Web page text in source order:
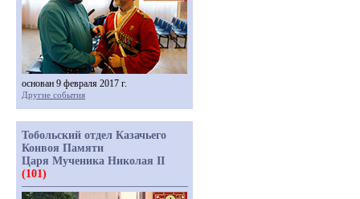
основан 9 февраля 2017 г.
Другие события
Тобольский отдел Казачьего
Конвоя Памяти
Царя Мученика Николая II
(101)